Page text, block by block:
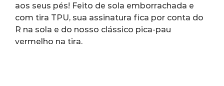
aos seus pés! Feito de sola emborrachada e
com tira TPU, sua assinatura fica por conta do
R na sola e do nosso clássico pica-pau
vermelho na tira.